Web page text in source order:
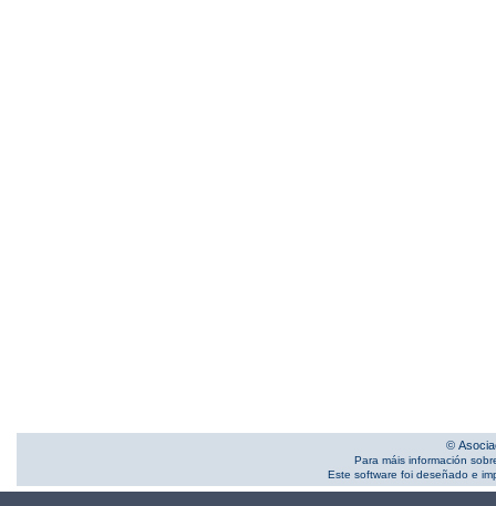
©
Para máis información
Este software foi deseñado e